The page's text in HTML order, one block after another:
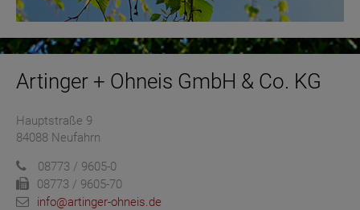
Artinger + Ohneis GmbH & Co. KG
Hauptstraße 9
84088 Neufahrn
08773 / 9605-0
08773 / 9605-70
info@artinger-ohneis.de